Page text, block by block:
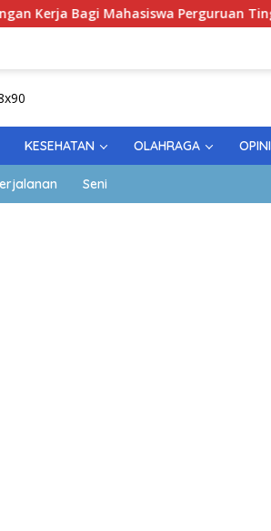
Mahasiswa Perguruan Tinggi Pesantren
KESEHATAN OLAHRAGA OPINI
Seni